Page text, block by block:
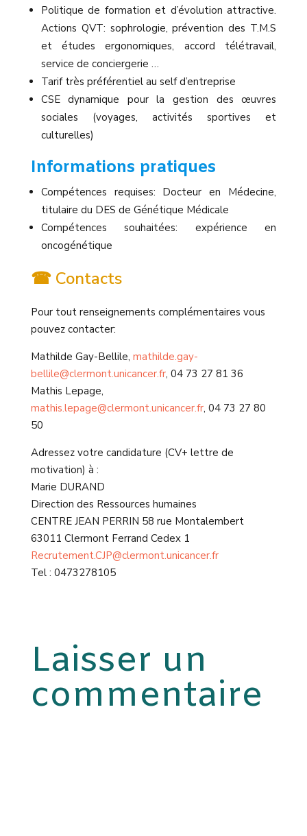
Politique de formation et d’évolution attractive.
Actions QVT: sophrologie, prévention des T.M.S
et études ergonomiques, accord télétravail,
service de conciergerie …
Tarif très préférentiel au self d’entreprise
CSE dynamique pour la gestion des œuvres
sociales (voyages, activités sportives et
culturelles)
Informations pratiques
Compétences requises: Docteur en Médecine,
titulaire du DES de Génétique Médicale
Compétences souhaitées: expérience en
oncogénétique
☎ Contacts
Pour tout renseignements complémentaires vous
pouvez contacter:
Mathilde Gay-Bellile, mathilde.gay-
bellile@clermont.unicancer.fr, 04 73 27 81 36
Mathis Lepage,
mathis.lepage@clermont.unicancer.fr, 04 73 27 80
50
Adressez votre candidature (CV+ lettre de
motivation) à :
Marie DURAND
Direction des Ressources humaines
CENTRE JEAN PERRIN 58 rue Montalembert
63011 Clermont Ferrand Cedex 1
Recrutement.CJP@clermont.unicancer.fr
Tel : 0473278105
Laisser un
commentaire